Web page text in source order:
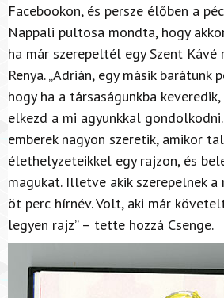
Facebookon, és persze élőben a
Nappali pultosa mondta, hogy
ha már szerepeltél egy Szent Kávé
Renya. „Adrián, egy másik barátunk
hogy ha a társaságunkba
elkezd a mi agyunkkal
emberek nagyon szeretik, amikor
élethelyzeteikkel egy rajzon, és
magukat. Illetve akik szerepelnek a
öt perc hírnév. Volt, aki már
legyen rajz” – tette hozzá Csenge.